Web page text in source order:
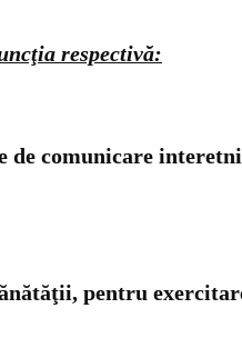
respectivă:
de comunicare
pentru